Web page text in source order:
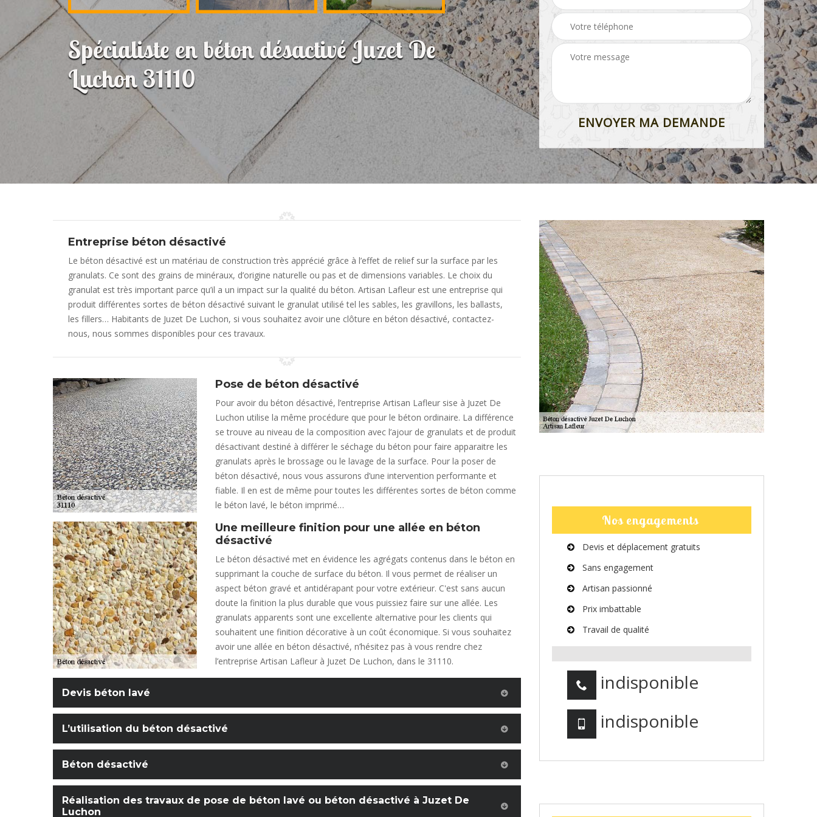
Spécialiste en béton désactivé Juzet De
Luchon 31110
Entreprise béton désactivé
Le béton désactivé est un matériau de construction très apprécié grâce à l’effet de relief sur la surface par les
granulats. Ce sont des grains de minéraux, d’origine naturelle ou pas et de dimensions variables. Le choix du
granulat est très important parce qu’il a un impact sur la qualité du béton. Artisan Lafleur est une entreprise qui
produit différentes sortes de béton désactivé suivant le granulat utilisé tel les sables, les gravillons, les ballasts,
les fillers… Habitants de Juzet De Luchon, si vous souhaitez avoir une clôture en béton désactivé, contactez-
nous, nous sommes disponibles pour ces travaux.
Pose de béton désactivé
Pour avoir du béton désactivé, l’entreprise Artisan Lafleur sise à Juzet De
Luchon utilise la même procédure que pour le béton ordinaire. La différence
se trouve au niveau de la composition avec l’ajour de granulats et de produit
désactivant destiné à différer le séchage du béton pour faire apparaitre les
granulats après le brossage ou le lavage de la surface. Pour la poser de
béton désactivé, nous vous assurons d’une intervention performante et
fiable. Il en est de même pour toutes les différentes sortes de béton comme
le béton lavé, le béton imprimé…
Une meilleure finition pour une allée en béton
désactivé
Le béton désactivé met en évidence les agrégats contenus dans le béton en
supprimant la couche de surface du béton. Il vous permet de réaliser un
aspect béton gravé et antidérapant pour votre extérieur. C'est sans aucun
doute la finition la plus durable que vous puissiez faire sur une allée. Les
granulats apparents sont une excellente alternative pour les clients qui
souhaitent une finition décorative à un coût économique. Si vous souhaitez
avoir une allée en béton désactivé, n’hésitez pas à vous rendre chez
l’entreprise Artisan Lafleur à Juzet De Luchon, dans le 31110.
Devis béton lavé
L’utilisation du béton désactivé
Béton désactivé
Réalisation des travaux de pose de béton lavé ou béton désactivé à Juzet De
Luchon
Nos engagements
Devis et déplacement gratuits
Sans engagement
Artisan passionné
Prix imbattable
Travail de qualité
indisponible
indisponible